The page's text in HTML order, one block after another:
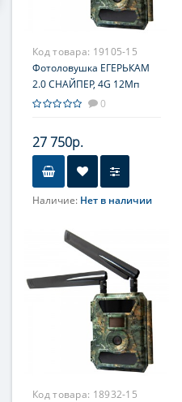
Код товара: 19105-15
Фотоловушка ЕГЕРЬКАМ
2.0 СНАЙПЕР, 4G 12Мп
WillFine SiFar 4.0 Pro,
EGERCam.ru
0
27 750р.
Наличие: Нет в наличии
F/NO=2.0
Код товара: 18932-15